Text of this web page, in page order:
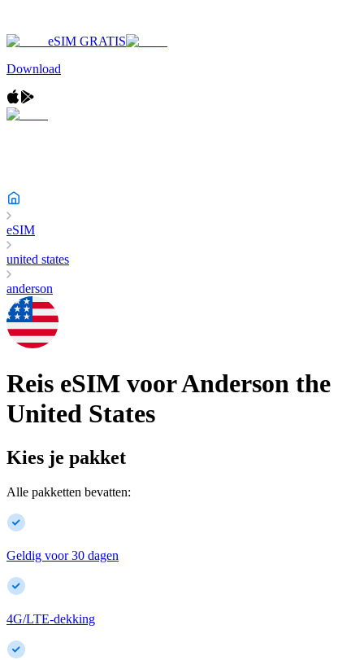
eSIM GRATIS
Download
eSIM
united states
anderson
Reis eSIM voorAnderson the
United States
Kies je pakket
Alle pakketten bevatten:
Geldig voor 30 dagen
4G/LTE-dekking